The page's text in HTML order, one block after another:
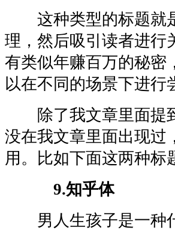
这种类型的标题就
理，然后吸引读者进行
有类似年赚百万的秘密
以在不同的场景下进
除了我文章里面提
没在我文章里面出现过
用。比如下面这两种标
9.知乎体
男人生孩子是一种